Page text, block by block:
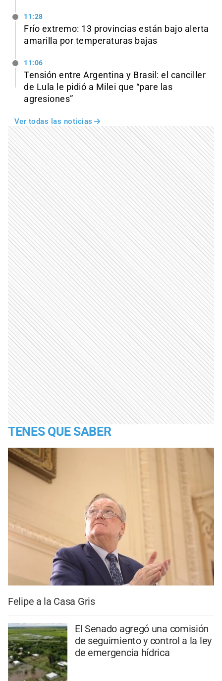
11:28
Frío extremo: 13 provincias están bajo alerta
amarilla por temperaturas bajas
11:06
Tensión entre Argentina y Brasil: el canciller
de Lula le pidió a Milei que “pare las
agresiones”
Ver todas las noticias
TENES QUE SABER
Felipe a la Casa Gris
El Senado agregó una comisión
de seguimiento y control a la ley
de emergencia hídrica